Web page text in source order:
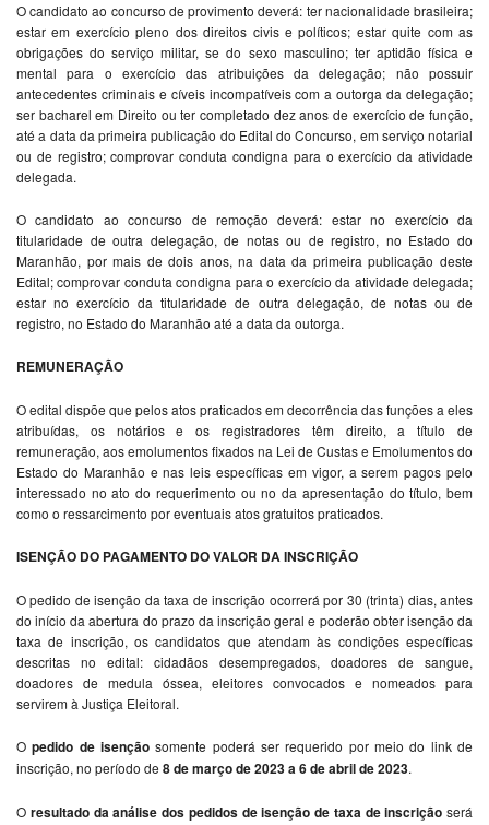
O candidato ao concurso de provimento deverá: ter nacionalidade brasileira;
estar em exercício pleno dos direitos civis e políticos; estar quite com as
obrigações do serviço militar, se do sexo masculino; ter aptidão física e
mental para o exercício das atribuições da delegação; não possuir
antecedentes criminais e cíveis incompatíveis com a outorga da delegação;
ser bacharel em Direito ou ter completado dez anos de exercício de função,
até a data da primeira publicação do Edital do Concurso, em serviço notarial
ou de registro; comprovar conduta condigna para o exercício da atividade
delegada.
O candidato ao concurso de remoção deverá: estar no exercício da
titularidade de outra delegação, de notas ou de registro, no Estado do
Maranhão, por mais de dois anos, na data da primeira publicação deste
Edital; comprovar conduta condigna para o exercício da atividade delegada;
estar no exercício da titularidade de outra delegação, de notas ou de
registro, no Estado do Maranhão até a data da outorga.
REMUNERAÇÃO
O edital dispõe que pelos atos praticados em decorrência das funções a eles
atribuídas, os notários e os registradores têm direito, a título de
remuneração, aos emolumentos fixados na Lei de Custas e Emolumentos do
Estado do Maranhão e nas leis específicas em vigor, a serem pagos pelo
interessado no ato do requerimento ou no da apresentação do título, bem
como o ressarcimento por eventuais atos gratuitos praticados.
ISENÇÃO DO PAGAMENTO DO VALOR DA INSCRIÇÃO
O pedido de isenção da taxa de inscrição ocorrerá por 30 (trinta) dias, antes
do início da abertura do prazo da inscrição geral e poderão obter isenção da
taxa de inscrição, os candidatos que atendam às condições específicas
descritas no edital: cidadãos desempregados, doadores de sangue,
doadores de medula óssea, eleitores convocados e nomeados para
servirem à Justiça Eleitoral.
Opedido de isenção somente poderá ser requerido por meio do link de
inscrição, no período de 8 de março de 2023 a 6 de abril de 2023.
O resultado da análise dos pedidos de isenção de taxa de inscrição será